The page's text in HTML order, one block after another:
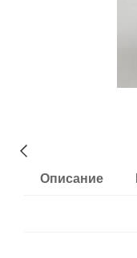
Описание